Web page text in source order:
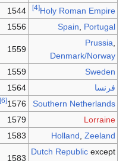
Holy Roman Empire
[4]
1544
Spain
Portugal
1556
Prussia
Denmark/Norway
1559
Sweden
1559
فرنسا 1564
Southern Netherlands
1576
[6]
Lorraine
1579
Holland ,Zeeland
1583
Dutch Republic except
1583